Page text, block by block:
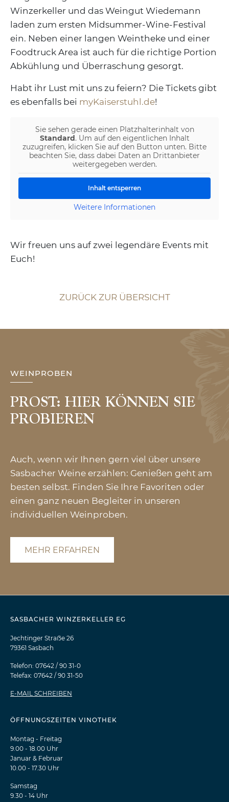
Winzerkeller und das Weingut Wiedemann
laden zum ersten Midsummer-Wine-Festival
ein. Neben einer langen Weintheke und einer
Foodtruck Area ist auch für die richtige Portion
Abkühlung und Überraschung gesorgt.
Habt ihr Lust mit uns zu feiern? Die Tickets gibt
es ebenfalls bei myKaiserstuhl.de!
Sie sehen gerade einen Platzhalterinhalt von
Standard. Um auf den eigentlichen Inhalt
zuzugreifen, klicken Sie auf den Button unten. Bitte
beachten Sie, dass dabei Daten an Drittanbieter
weitergegeben werden.
Inhalt entsperren
Weitere Informationen
Wir freuen uns auf zwei legendäre Events mit
Euch!
ZURÜCK ZUR ÜBERSICHT
WEINPROBEN
PROST: HIER KÖNNEN SIE
PROBIEREN
Auch, wenn wir Ihnen gern viel über unsere
Sasbacher Weine erzählen: Genießen geht am
besten selbst. Finden Sie Ihre Favoriten oder
einen ganz neuen Begleiter in unseren
individuellen Weinproben.
MEHR ERFAHREN
SASBACHER WINZERKELLER EG
Jechtinger Straẞe 26
79361 Sasbach
Telefon: 07642 / 90 31-0
Telefax: 07642 / 90 31-50
E-MAIL SCHREIBEN
ÖFFNUNGSZEITEN VINOTHEK
Montag - Freitag
9.00 - 18.00 Uhr
Januar & Februar
10.00 - 17.30 Uhr
Samstag
9.30 - 14 Uhr